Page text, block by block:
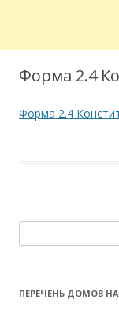
Форма 2.4
Форма 2.4
а
т
ПЕРЕЧЕНЬ ДОМОВ